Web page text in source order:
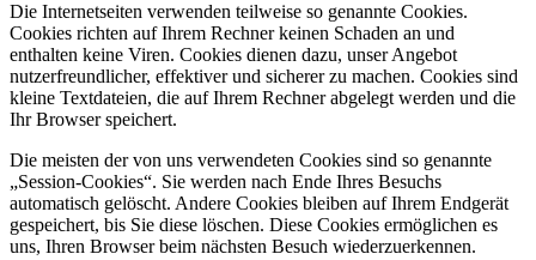
Die Internetseiten verwenden teilweise so genannte Cookies.
Cookies richten auf Ihrem Rechner keinen Schaden an und
enthalten keine Viren. Cookies dienen dazu, unser Angebot
nutzerfreundlicher, effektiver und sicherer zu machen. Cookies sind
kleine Textdateien, die auf Ihrem Rechner abgelegt werden und die
Ihr Browser speichert.
Die meisten der von uns verwendeten Cookies sind so genannte
„Session-Cookies“. Sie werden nach Ende Ihres Besuchs
automatisch gelöscht. Andere Cookies bleiben auf Ihrem Endgerät
gespeichert, bis Sie diese löschen. Diese Cookies ermöglichen es
uns, Ihren Browser beim nächsten Besuch wiederzuerkennen.